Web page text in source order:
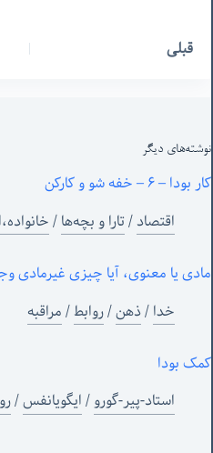
قبلی
نوشته‌های‌ دیگر
کار بودا – ۶ – خفه شو و کارکن
اقتصاد/تارا و بچه‌ها/
مادی یا معنوی، آیا چیزی غیرمادی
خدا/ذهن/روابط/مراقبه
کمک بودا
استاد-پیر-گورو/ایگویانفس/